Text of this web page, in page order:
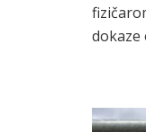
dokaze